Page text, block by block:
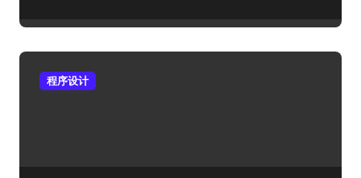
程序设计